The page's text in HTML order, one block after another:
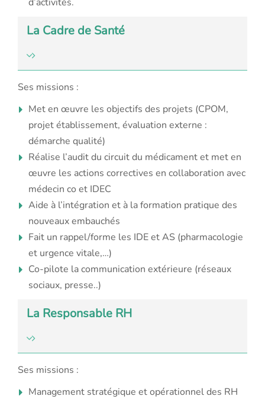
La Cadre de Santé
Ses missions :
Met en œuvre les objectifs des projets (CPOM,
projetétablissement, évaluation externe :
démarche qualité)
Réalise l’audit du circuit du médicament et met en
œuvre les actions correctives en collaboration avec
médecin co et IDEC
Aide à l’intégration et à la formation pratique des
nouveaux embauchés
Fait un rappel/forme les IDE et AS (pharmacologie
et urgence vitale,…)
Co-pilote la communication extérieure (réseaux
sociaux, presse..)
La Responsable RH
Ses missions :
Management stratégique et opérationnel des RH